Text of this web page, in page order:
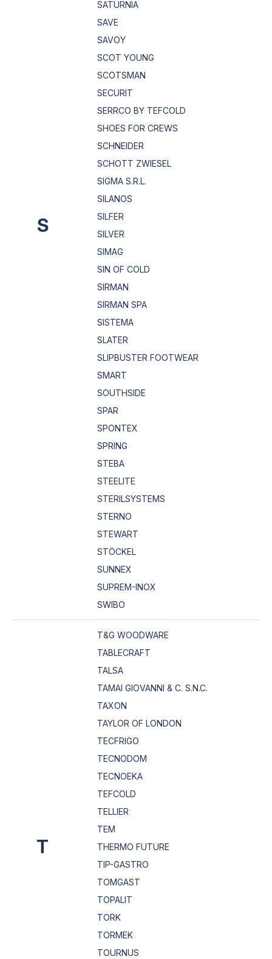
S
SATURNIA
SAVE
SAVOY
SCOT YOUNG
SCOTSMAN
SECURIT
SERRCO BY TEFCOLD
SHOES FOR CREWS
SCHNEIDER
SCHOTT ZWIESEL
SIGMA S.R.L.
SILANOS
SILFER
SILVER
SIMAG
SIN OF COLD
SIRMAN
SIRMAN SPA
SISTEMA
SLATER
SLIPBUSTER FOOTWEAR
SMART
SOUTHSIDE
SPAR
SPONTEX
SPRING
STEBA
STEELITE
STERILSYSTEMS
STERNO
STEWART
STÖCKEL
SUNNEX
SUPREM-INOX
SWIBO
T
T&G WOODWARE
TABLECRAFT
TALSA
TAMAI GIOVANNI & C. S.N.C.
TAXON
TAYLOR OF LONDON
TECFRIGO
TECNODOM
TECNOEKA
TEFCOLD
TELLIER
TEM
THERMO FUTURE
TIP-GASTRO
TOMGAST
TOPALIT
TORK
TORMEK
TOURNUS